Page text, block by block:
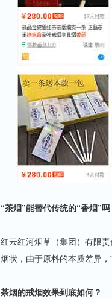
“茶烟”能替代传统的“香烟”吗
红云红河烟草（集团）有限
烟状，由于原料的本质差异
茶烟的戒烟效果到底如何？